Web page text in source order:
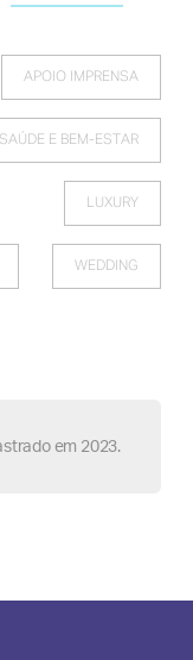
APOIO IMPRENSA
SAÚDE E BEM-ESTAR
LUXURY
WEDDING
em 2023.